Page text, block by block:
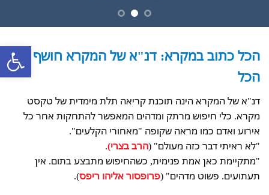
פתח הכל כתוב במקרא: דנ"א של המקרא חושף
הכל
דנ"א של המקרא הינה תוכנת קריאה תלת מימדית של טקסט
מקרא. כלי חיפוש מרתק ומדהים המאפשר להתחקות אחר כל
אירוע ואדם כמו מראה שקופה "מאחורי הקלעים".
"לא ראיתי דבר כזה מעולם" (הרב בצרי).
"מתקיימת כאן אמת פנימית, כשהחיפוש מתבצע בתום. אין
תעתועים. פשוט מדהים" (פרופסור אליהו ריפס).